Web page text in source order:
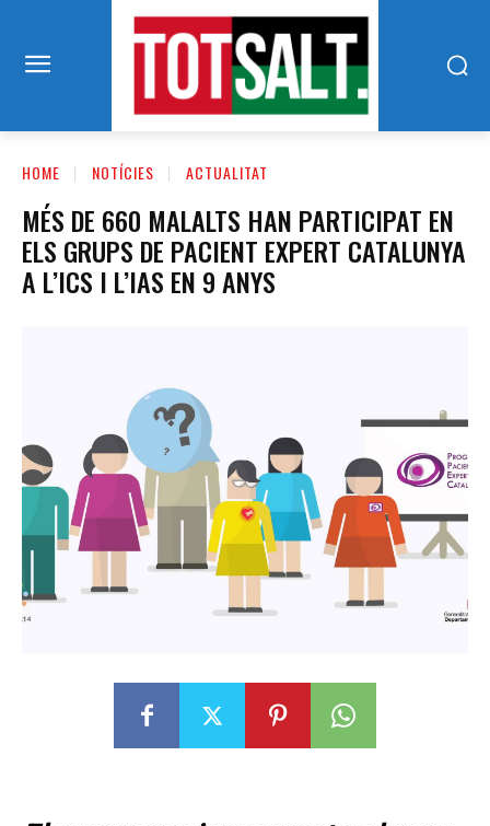
HOME NOTÍCIES ACTUALITAT
MÉS DE 660 MALALTS HAN PARTICIPAT EN
ELS GRUPS DE PACIENT EXPERT CATALUNYA
A L’ICS I L’IAS EN 9 ANYS